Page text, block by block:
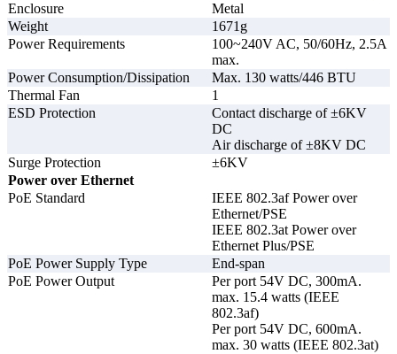
Enclosure
Metal
Weight
1671g
Power Requirements
100~240V AC, 50/60Hz, 2.5A
max.
Power Consumption/Dissipation
Max. 130 watts/446 BTU
Thermal Fan
1
ESD Protection
Contact discharge of ±6KV
DC
Air discharge of ±8KV DC
Surge Protection
±6KV
Power over Ethernet
PoE Standard
IEEE 802.3af Power over
Ethernet/PSE
IEEE 802.3at Power over
Ethernet Plus/PSE
PoE Power Supply Type
End-span
PoE Power Output
Per port 54V DC, 300mA.
max. 15.4 watts (IEEE
802.3af)
Per port 54V DC, 600mA.
max. 30 watts (IEEE 802.3at)